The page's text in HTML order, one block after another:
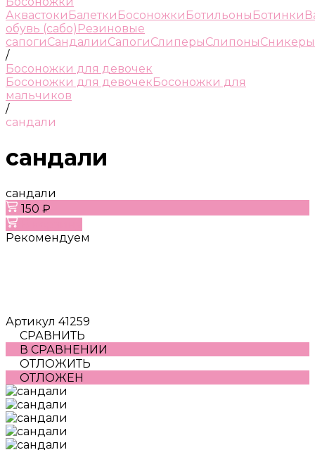
Аквастоки Балетки Босоножки Ботильоны Ботинки
обувь (сабо) Резиновые
сапогиСандалииСапогиСлиперыСлипоныСникеры
/
Босоножки для девочек
Босоножки для девочекБосоножки для
мальчиков
/
сандали
сандали
сандали
150 ₽
Рекомендуем
Артикул 41259
СРАВНИТЬ
В СРАВНЕНИИ
ОТЛОЖИТЬ
ОТЛОЖЕН